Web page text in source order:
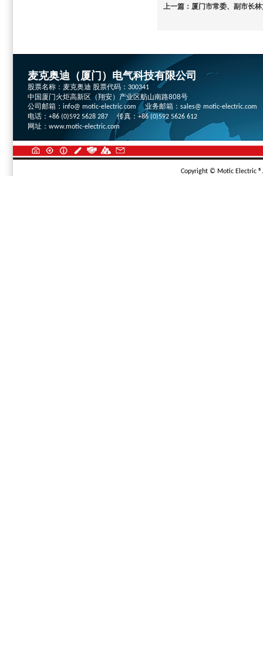
上一篇： 厦门市常委、副市长
麦克奥迪（厦门）电气科技有限公司
股票名称：麦克奥迪 股票代码： 300341
中国厦门火炬高新区（翔安）产业区舫山南路808号
公司邮箱： info@ motic-electric.com 业务邮箱： sales@ motic-electric.com
电话： +86 (0)592 5628 287 传真：+86 (0)592 5626 612
网址： www.motic-electric.com
Copyright © Motic Electric